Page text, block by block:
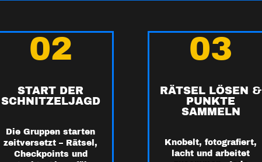
02
START DER
SCHNITZELJAGD
Die Gruppen starten
zeitversetzt – Rätsel,
Checkpoints und
03
RÄTSEL LÖSEN &
PUNKTE
SAMMELN
Knobelt, fotografiert,
lacht und arbeitet